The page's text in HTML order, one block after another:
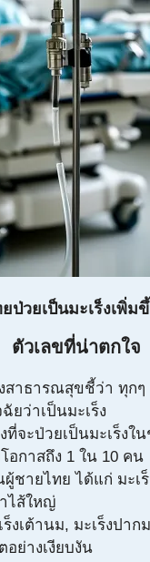
ป่วยเป็นมะเร็งเพิ่ม
ตัวเลขที่น่าตกใจ
สาธารณสุขชี้ว่า ทุก
ยว่าเป็นมะเร็ง
ที่จะป่วยเป็นมะเร็งใ
กาสถึง 1 ใน 10 คน
ผู้ชายไทย ได้แก่ มะเ
ไส้ใหญ่
งเต้านม, มะเร็งปาก
ย่างเงียบงัน